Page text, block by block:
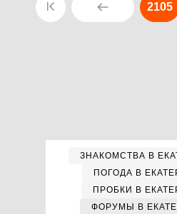
2105
ЗНАКОМСТВА В
ПОГОДА В
ПРОБКИ В
ФОРУМЫ В